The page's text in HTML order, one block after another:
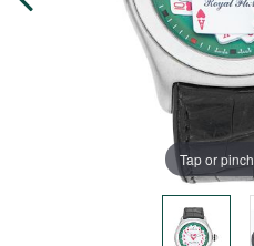
Tap or